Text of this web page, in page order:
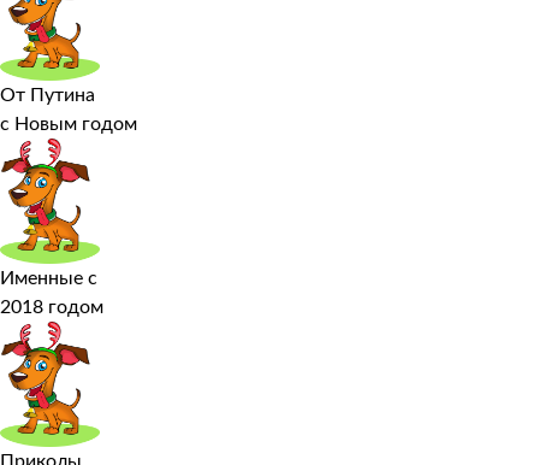
От Путина
с Новым годом
Именные с
2018 годом